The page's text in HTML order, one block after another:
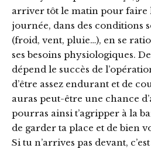
arriver tôt le matin pour faire
journée, dans des conditions
(froid, vent, pluie…), en se
ses besoins physiologiques.
dépend le succès de
d’être assez endurant et de
auras peut-être une chance
pourras ainsi t’agripper à la
de garder ta place et de bien
Si tu n’arrives pas devant,